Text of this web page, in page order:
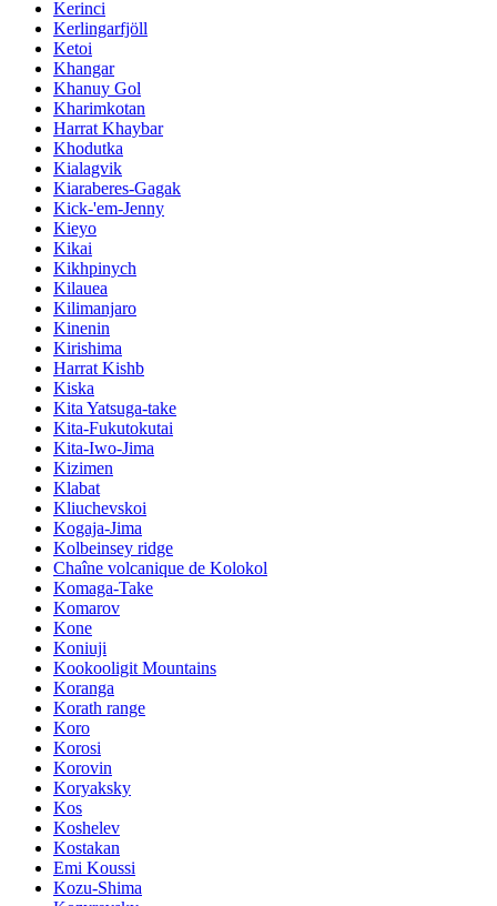
Kerinci
Kerlingarfjöll
Ketoi
Khangar
Khanuy Gol
Kharimkotan
Harrat Khaybar
Khodutka
Kialagvik
Kiaraberes-Gagak
Kick-'em-Jenny
Kieyo
Kikai
Kikhpinych
Kilauea
Kilimanjaro
Kinenin
Kirishima
Harrat Kishb
Kiska
Kita Yatsuga-take
Kita-Fukutokutai
Kita-Iwo-Jima
Kizimen
Klabat
Kliuchevskoi
Kogaja-Jima
Kolbeinsey ridge
Chaîne volcanique de Kolokol
Komaga-Take
Komarov
Kone
Koniuji
Kookooligit Mountains
Koranga
Korath range
Koro
Korosi
Korovin
Koryaksky
Kos
Koshelev
Kostakan
Emi Koussi
Kozu-Shima